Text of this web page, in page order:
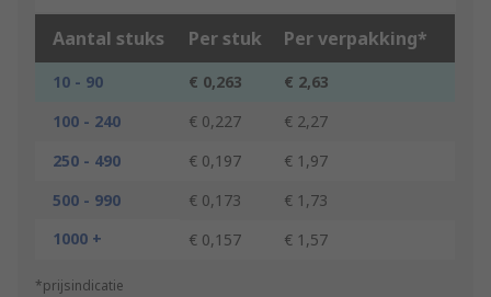
Aantal stuks Per stuk Per verpakking*
10 - 90 € 0,263
€ 2,63
100 - 240
€ 0,227
€ 2,27
250 - 490
€ 0,197
€ 1,97
500 - 990
€ 0,173
€ 1,73
1000 +
€ 0,157 € 1,57
*prijsindicatie